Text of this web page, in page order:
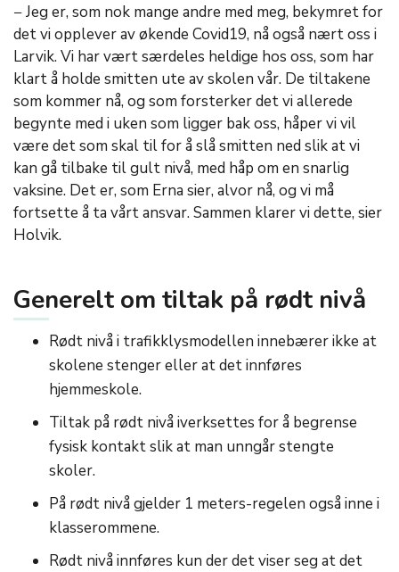
− Jeg er, som nok mange andre med meg, bekymret for
det vi opplever av økende Covid19, nå også nært oss i
Larvik. Vi har vært særdeles heldige hos oss, som har
klart å holde smitten ute av skolen vår. De tiltakene
som kommer nå, og som forsterker det vi allerede
begynte med i uken som ligger bak oss, håper vi vil
være det som skal til for å slå smitten ned slik at vi
kan gå tilbake til gult nivå, med håp om en snarlig
vaksine. Det er, som Erna sier, alvor nå, og vi må
fortsette å ta vårt ansvar. Sammen klarer vi dette, sier
Holvik.
Generelt om tiltak på rødt nivå
Rødt nivå i trafikklysmodellen innebærer ikke at
skolene stenger eller at det innføres
hjemmeskole.
Tiltak på rødt nivå iverksettes for å begrense
fysisk kontakt slik at man unngår stengte
skoler.
På rødt nivå gjelder 1 meters-regelen også inne i
klasserommene.
Rødt nivå innføres kun der det viser seg at det